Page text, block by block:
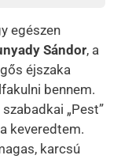
egészen
Sándor, a
éjszaka
bennem.
„Pest”
keveredtem.
karcsú